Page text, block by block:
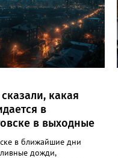
какая
в
в выходные
в ближайшие дни
дожди,